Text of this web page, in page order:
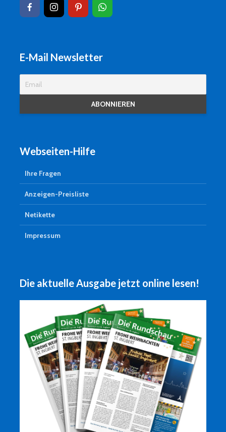
E-Mail Newsletter
Webseiten-Hilfe
Ihre Fragen
Anzeigen-Preisliste
Netikette
Impressum
Die aktuelle Ausgabe jetzt online lesen!